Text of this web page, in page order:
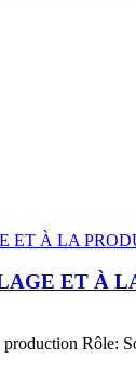
ET À
Rôle: